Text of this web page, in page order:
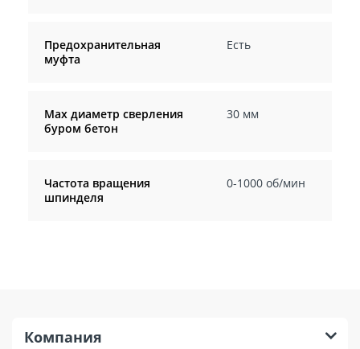
Предохранительная
муфта
Есть
Max диаметр сверления
буром бетон
30 мм
Частота вращения
шпинделя
0-1000 об/мин
Компания